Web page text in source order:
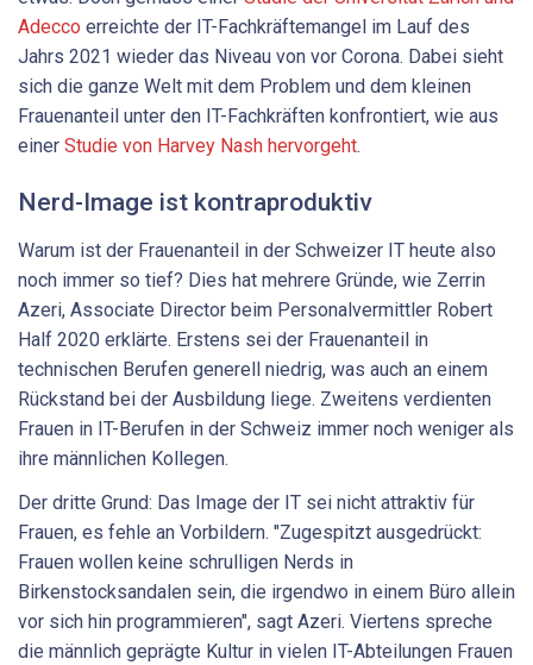
Adecco erreichte der IT-Fachkräftemangel im Lauf des
Jahrs 2021 wieder das Niveau von vor Corona. Dabei sieht
sich die ganze Welt mit dem Problem und dem kleinen
Frauenanteil unter den IT-Fachkräften konfrontiert, wie aus
einer Studie von Harvey Nash hervorgeht.
Nerd-Image ist kontraproduktiv
Warum ist der Frauenanteil in der Schweizer IT heute also
noch immer so tief? Dies hat mehrere Gründe, wie Zerrin
Azeri, Associate Director beim Personalvermittler Robert
Half 2020 erklärte. Erstens sei der Frauenanteil in
technischen Berufen generell niedrig, was auch an einem
Rückstand bei der Ausbildung liege. Zweitens verdienten
Frauen in IT-Berufen in der Schweiz immer noch weniger als
ihre männlichen Kollegen.
Der dritte Grund: Das Image der IT sei nicht attraktiv für
Frauen, es fehle an Vorbildern. "Zugespitzt ausgedrückt:
Frauen wollen keine schrulligen Nerds in
Birkenstocksandalen sein, die irgendwo in einem Büro allein
vor sich hin programmieren", sagt Azeri. Viertens spreche
die männlich geprägte Kultur in vielen IT-Abteilungen Frauen